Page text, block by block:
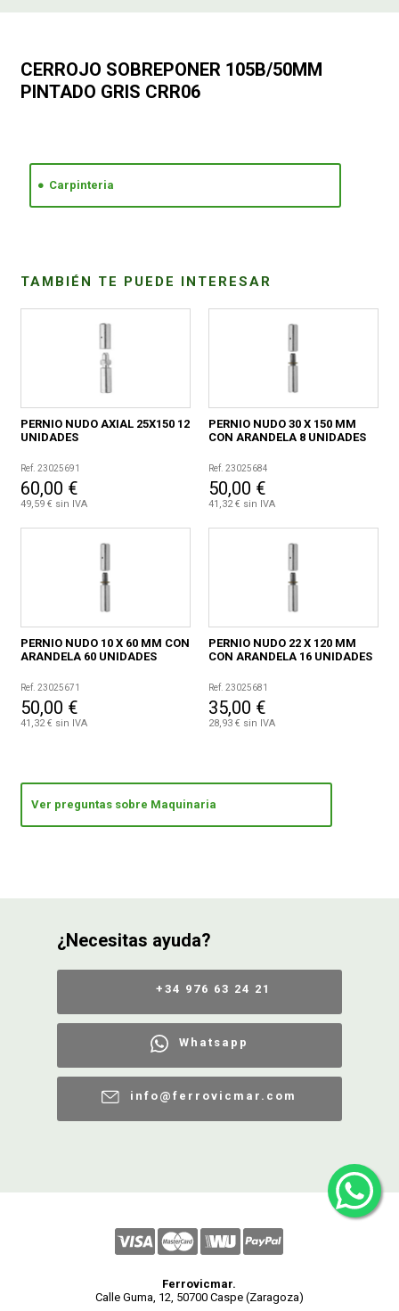
CERROJO SOBREPONER 105B/50MM
PINTADO GRIS CRR06
Carpinteria
TAMBIÉN TE PUEDE INTERESAR
PERNIO NUDO AXIAL 25X150 12
UNIDADES
Ref. 23025691
60,00 €
49,59 € sin IVA
PERNIO NUDO 30 X 150 MM
CON ARANDELA 8 UNIDADES
Ref. 23025684
50,00 €
41,32 € sin IVA
PERNIO NUDO 10 X 60 MM CON
ARANDELA 60 UNIDADES
Ref. 23025671
50,00 €
41,32 € sin IVA
PERNIO NUDO 22 X 120 MM
CON ARANDELA 16 UNIDADES
Ref. 23025681
35,00 €
28,93 € sin IVA
Ver preguntas sobre Maquinaria
¿Necesitas ayuda?
+34 976 63 24 21
Whatsapp
info@ferrovicmar.com
Ferrovicmar.
Calle Guma, 12, 50700 Caspe (Zaragoza)
FORMAS DE PAGO